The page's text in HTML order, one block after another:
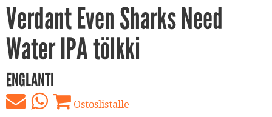
Verdant Even Sharks Need
Water IPA tölkki
ENGLANTI
Ostoslistalle